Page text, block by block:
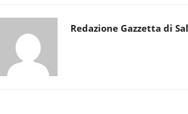
Redazione Gazzetta di